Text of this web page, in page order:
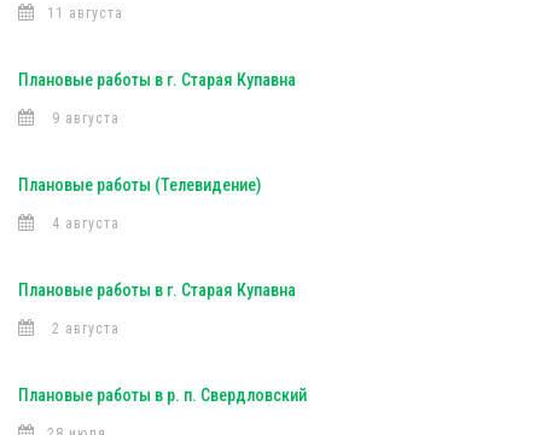
11 августа
Плановые работы в г. Старая Купавна
9 августа
Плановые работы (Телевидение)
4 августа
Плановые работы в г. Старая Купавна
2 августа
Плановые работы в р. п. Свердловский